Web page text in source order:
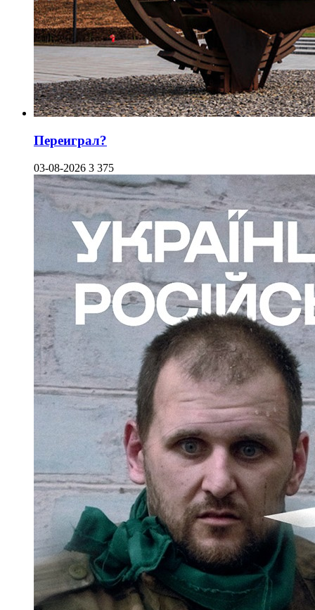
Переиграл?
03-08-2026 3 375